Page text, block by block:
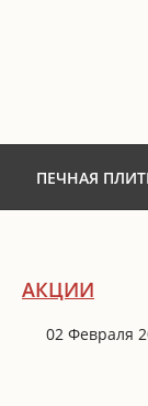
ПЕЧНАЯ
АКЦИИ
02 Февраля